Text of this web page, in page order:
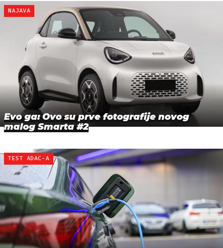
NAJAVA
Evo ga: Ovo su prve fotografije novog
malog Smarta #2
TEST ADAC-A